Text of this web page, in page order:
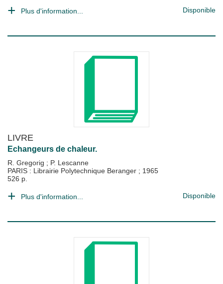
Plus d'information... Disponible
LIVRE
Echangeurs de chaleur.
R. Gregorig ; P. Lescanne
PARIS : Librairie Polytechnique Beranger ; 1965
526 p.
Plus d'information... Disponible